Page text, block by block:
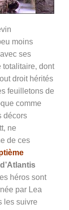
moins
ses
totalitaire, dont
droit hérités
feuilletons de
comme
décors
ne
de ces
héros sont
par Lea
les suivre